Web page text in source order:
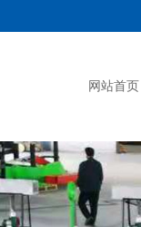
网站首页